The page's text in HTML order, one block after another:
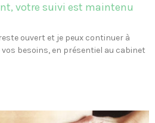
votre suivi est maintenu
ouvert et je peux continuer à
besoins, en présentiel au cabinet